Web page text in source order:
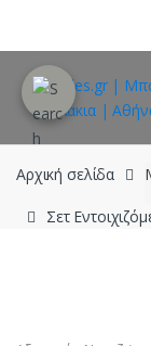
navigation
content
Αρχική σελίδα
Σετ